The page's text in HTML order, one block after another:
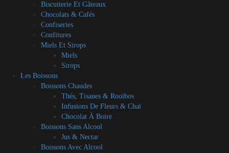
Biscuiterie Et Gâteaux
Chocolats & Cafés
Confiseries
Confitures
Miels Et Sirops
Miels
Sirops
Les Boissons
Boissons Chaudes
Thés, Tisanes & Rooïbos
Infusions De Fleurs & Chaï
Chocolat À Boire
Boissons Sans Alcool
Jus & Nectar
Boissons Avec Alcool